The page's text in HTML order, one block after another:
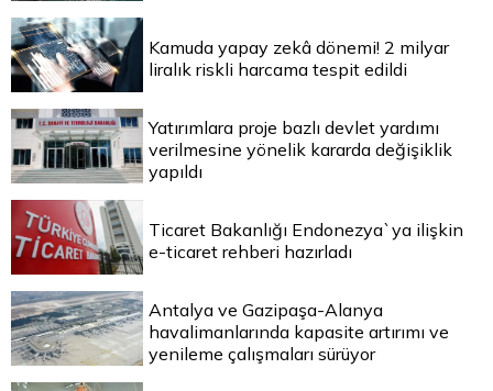
Kamuda yapay zekâ dönemi! 2 milyar
liralık riskli harcama tespit edildi
Yatırımlara proje bazlı devlet yardımı
verilmesine yönelik kararda değişiklik
yapıldı
Ticaret Bakanlığı Endonezya`ya ilişkin
e-ticaret rehberi hazırladı
Antalya ve Gazipaşa-Alanya
havalimanlarında kapasite artırımı ve
yenileme çalışmaları sürüyor